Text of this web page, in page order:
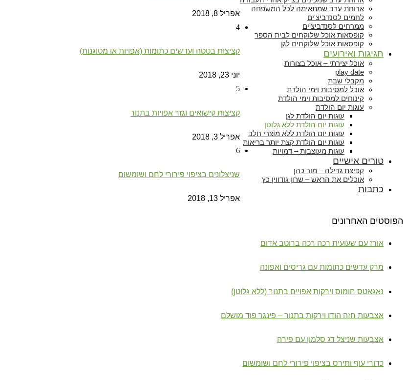
ארוחת ערב שמתאימה לכל המשפחה
לחמים לסנדביצ'ים
ממרחים לסנדביצ'ים
קופסאות אוכל שלוקחים לבית הספר
קופסאות אוכל שלוקחים לגן
חגיגות ואירועים
אוכל יצירתי – אוכל בצורות
play date
מקבלי שבת
אוכל למסיבות וימי הולדת
קינוחים למסיבות וימי הולדת
עוגות יום הולדת
עוגות יום הולדת לגן
עוגות יום הולדת ללא גלוטן
עוגות יום הולדת ללא מוצרי חלב
עוגות יום הולדת קצת יותר בריאות
עוגות מעוצבות – דמויות
טורים אישיים
קפיצת גדילה – מור כהן
אוכלים את הראש – שרון גודווין כץ
כתבות
אפריל 8, 2018
4
קציצות בטטה ועדשים כתומות (אפויות או מטוגנות)
יוני 23, 2018
5
קציצות קישואים וגזר אפויות בתנור
אפריל 3, 2018
6
שניצלונים בציפוי פירורי לחם ושומשום
אפריל 13, 2018
הפוסטים האחרונים
אורז עם שעועית רכה רכה ברוטב אדום
מרק עדשים כתומות עם גריסים ואפונה
נאגאטס חומוס וירקות אפויים בתנור (ללא גלוטן)
אצבעות חזה הודו וירקות בתנור – פינגר פוד מושלם
אצבעות שניצל דג סלמון עם פירה
כדורי עוף ותירס בציפוי פירורי לחם ושומשום